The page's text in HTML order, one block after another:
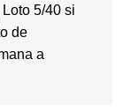
5/40 si
de
a